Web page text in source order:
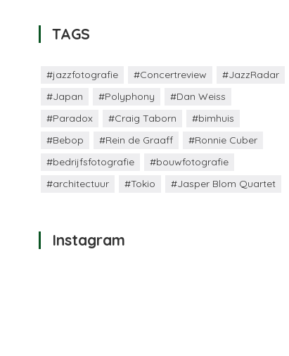
TAGS
#jazzfotografie #Concertreview
#JazzRadar
#Japan
#Polyphony
#Dan Weiss
#Paradox
#Craig Taborn
#bimhuis
#Bebop
#Rein de Graaff
#Ronnie Cuber
#bedrijfsfotografie
#bouwfotografie
#architectuur
#Tokio #Jasper Blom Quartet
Instagram